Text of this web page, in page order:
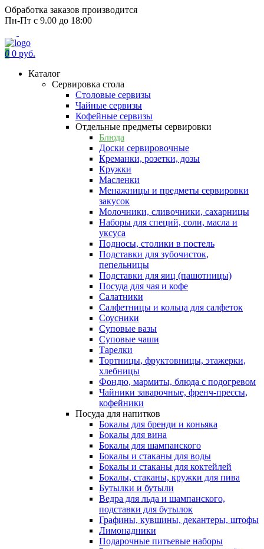
Обработка заказов производится
Пн-Пт с 9.00 до 18:00
0 0 руб.
Каталог
Сервировка стола
Столовые сервизы
Чайные сервизы
Кофейные сервизы
Отдельные предметы сервировки
Блюда
Доски сервировочные
Креманки, розетки, дозы
Кружки
Масленки
Менажницы и предметы сервировки
закусок
Молочники, сливочники, сахарницы
Наборы для специй, соли, масла и
уксуса
Подносы, столики в постель
Подставки для зубочисток,
пепельницы
Подставки для яиц (пашотницы)
Посуда для чая и кофе
Салатники
Салфетницы и кольца для салфеток
Соусники
Суповые вазы
Суповые чаши
Тарелки
Тортницы, фруктовницы, этажерки,
хлебницы
Фондю, мармиты, блюда с подогревом
Чайники заварочные, френч-прессы,
кофейники
Посуда для напитков
Бокалы для бренди и коньяка
Бокалы для вина
Бокалы для шампанского
Бокалы и стаканы для воды
Бокалы и стаканы для коктейлей
Бокалы, стаканы, кружки для пива
Бутылки и бутыли
Ведра для льда и шампанского,
подставки для бутылок
Графины, кувшины, декантеры, штофы
Лимонадники
Подарочные питьевые наборы